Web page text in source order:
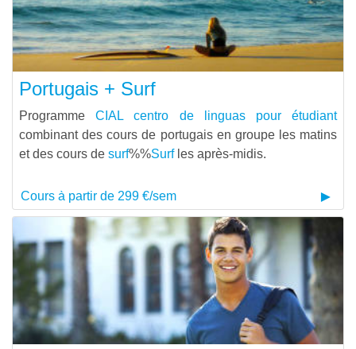
Portugais + Surf
ProgrammeCIAL centro de linguas pour étudiant
combinant des cours de portugais en groupe les matins
et des cours de surf%%Surfles après-midis.
Cours à partir de 299 €/sem